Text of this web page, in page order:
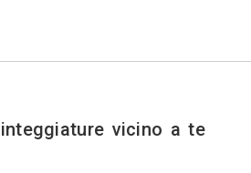
vicino a te